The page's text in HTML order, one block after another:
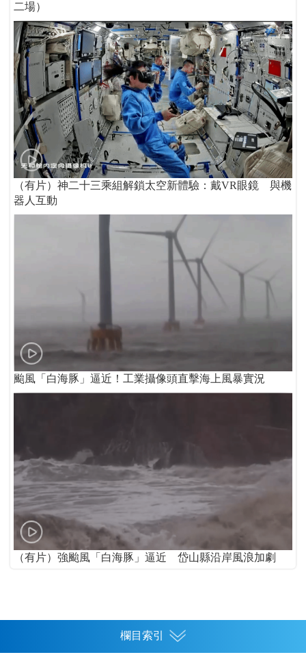
二場）
（有片）神二十三乘組解鎖太空新體驗：戴VR眼鏡 與機
器人互動
颱風「白海豚」逼近！工業攝像頭直擊海上風暴實況
（有片）強颱風「白海豚」逼近 岱山縣沿岸風浪加劇
欄目索引